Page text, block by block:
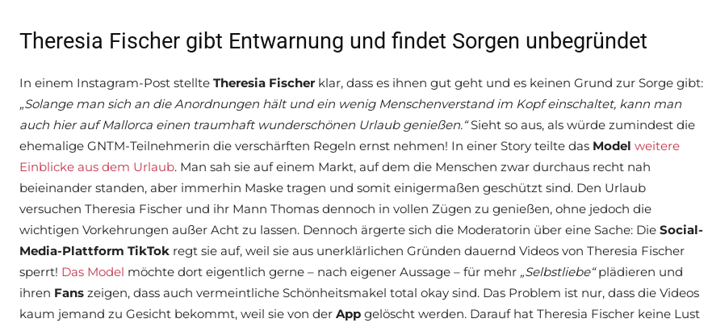
Theresia Fischer gibt Entwarnung und findet Sorgen unbegründet
In einem Instagram-Post stellte Theresia Fischer klar, dass es ihnen gut geht und es keinen Grund zur Sorge gibt:
„Solange man sich an die Anordnungen hält und ein wenig Menschenverstand im Kopf einschaltet, kann man
auch hier auf Mallorca einen traumhaft wunderschönen Urlaub genießen.“Sieht so aus, als würde zumindest die
ehemalige GNTM-Teilnehmerin die verschärften Regeln ernst nehmen! In einer Story teilte das Model weitere
Einblicke aus dem Urlaub. Man sah sie auf einem Markt, auf dem die Menschen zwar durchaus recht nah
beieinander standen, aber immerhin Maske tragen und somit einigermaßen geschützt sind. Den Urlaub
versuchen Theresia Fischer und ihr Mann Thomas dennoch in vollen Zügen zu genießen, ohne jedoch die
wichtigen Vorkehrungen außer Acht zu lassen. Dennoch ärgerte sich die Moderatorin über eine Sache: Die Social-
Media-Plattform TikTok regt sie auf, weil sie aus unerklärlichen Gründen dauernd Videos von Theresia Fischer
sperrt! Das Model möchte dort eigentlich gerne – nach eigener Aussage – für mehr „Selbstliebe“plädieren und
ihren Fans zeigen, dass auch vermeintliche Schönheitsmakel total okay sind. Das Problem ist nur, dass die Videos
kaum jemand zu Gesicht bekommt, weil sie von der App gelöscht werden. Darauf hat Theresia Fischer keine Lust